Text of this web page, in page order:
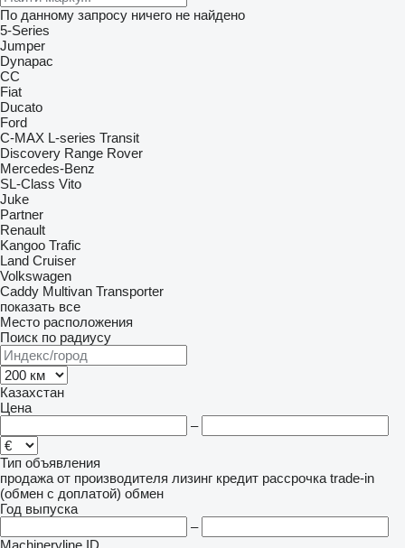
По данному запросу ничего не найдено
5-Series
Jumper
Dynapac
CC
Fiat
Ducato
Ford
C-MAX L-series Transit
Discovery Range Rover
Mercedes-Benz
SL-Class Vito
Juke
Partner
Renault
Kangoo Trafic
Land Cruiser
Volkswagen
Caddy Multivan Transporter
показать все
Место расположения
Поиск по радиусу
Казахстан
Цена
–
Тип объявления
продажа от производителя лизинг кредит рассрочка trade-in
(обмен с доплатой) обмен
Год выпуска
–
Machineryline ID